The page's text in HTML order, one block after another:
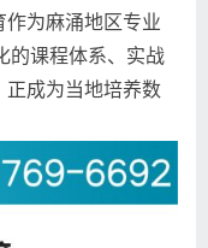
为麻涌地区专业
的课程体系、实战
正成为当地培养数